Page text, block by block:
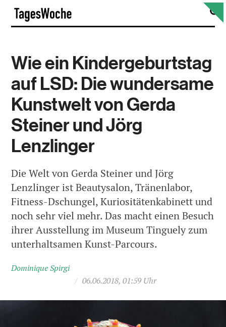
Skip
content
Wie ein Kindergeburtstag
auf LSD: Die wundersame
Kunstwelt von Gerda
Steiner und Jörg
Lenzlinger
Die Welt von Gerda Steiner und Jörg
Lenzlinger ist Beautysalon, Tränenlabor,
Fitness-Dschungel, Kuriositätenkabinett und
noch sehr viel mehr. Das macht einen Besuch
ihrer Ausstellung im Museum Tinguely zum
unterhaltsamen Kunst-Parcours.
Dominique Spirgi
/ 06.06.2018, 01:59 Uhr